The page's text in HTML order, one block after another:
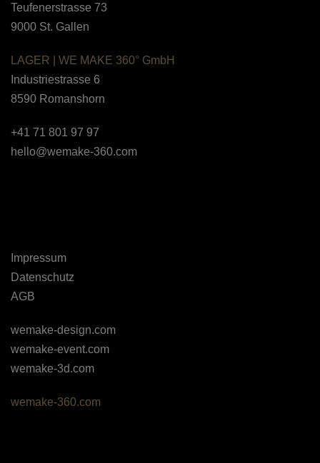
Teufenerstrasse 73
9000 St. Gallen
LAGER | WE MAKE 360° GmbH
Industriestrasse 6
8590 Romanshorn
+41 71 801 97 97
hello@wemake-360.com
Impressum
Datenschutz
AGB
wemake-design.com
wemake-event.com
wemake-3d.com
wemake-360.com